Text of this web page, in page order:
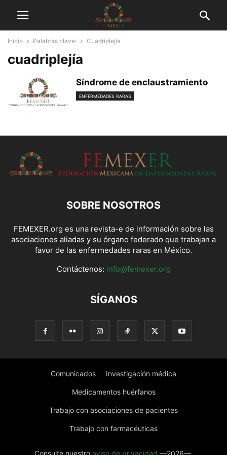
Inicio Palabras clave: Cuadriplejía
cuadriplejía
Síndrome de enclaustramiento
ENFERMEDADES RARAS
SOBRE NOSOTROS
FEMEXER.org es una revista-e de información sobre las
asociaciones aliadas y su órgano federado que trabajan a
favor de las enfermedades raras en México.
Contáctenos: info@femexer.org
SÍGANOS
Comunicados Investigación médica
Medicamentos huérfanos
Trabajo con asociaciones de pacientes
Trabajo con farmacéuticas
Consulte nuestro aviso de privacidad —2026—.